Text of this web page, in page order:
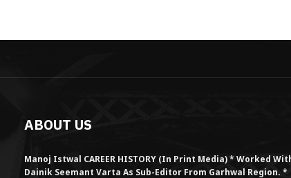
ABOUT US
Manoj Istwal CAREER HISTORY (in Print Media) * Worked
Dainik Seemant Varta As Sub-Editor From Garhwal Region. *